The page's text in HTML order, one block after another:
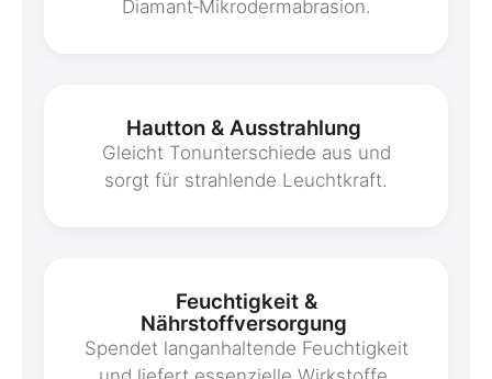
Diamant‑Mikrodermabrasion.
Hautton & Ausstrahlung
Gleicht Tonunterschiede aus und
sorgt für strahlende Leuchtkraft.
Feuchtigkeit &
Nährstoffversorgung
Spendet langanhaltende Feuchtigkeit